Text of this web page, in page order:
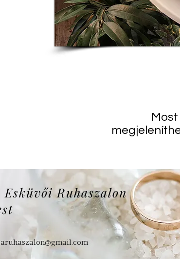
Esküvői Ruhaszalon